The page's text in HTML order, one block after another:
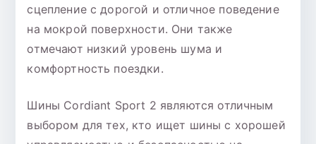
сцепление с дорогой и отличное поведение
на мокрой поверхности. Они также
отмечают низкий уровень шума и
комфортность поездки.
Шины Cordiant Sport 2 являются отличным
выбором для тех, кто ищет шины с хорошей